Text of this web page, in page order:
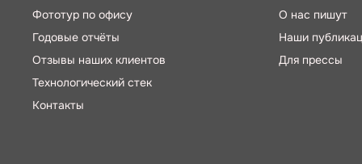
Фототур по офису
Годовые отчёты
Отзывы наших клиентов
Технологический стек
Контакты
О нас пишут
Наши
Для прессы